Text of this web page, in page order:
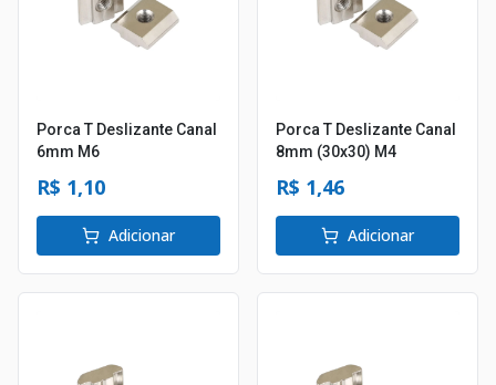
Porca T Deslizante Canal
6mm M6
R$ 1,10
Adicionar
Porca T Deslizante Canal
8mm (30x30) M4
R$ 1,46
Adicionar